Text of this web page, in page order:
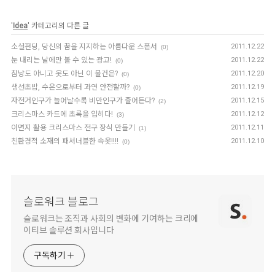
' Idea' 카테고리의 다른 글
소셜펀딩, 당신의 꿈을 지지하는 아름다운 스폰서 (0) 2011.12.22
눈 내리는 날에만 볼 수 있는 광고! (0) 2011.12.22
침낭도 아니고 옷도 아닌 이 물건은? (0) 2011.12.20
생선초밥, 수은으로부터 과연 안전할까? (0) 2011.12.19
자전거인구가 늘어날수록 비만인구가 줄어든다? (2) 2011.12.15
크리스마스 카드에 초록을 입히다! (3) 2011.12.12
이면지 활용 크리스마스 전구 장식 만들기 (1) 2011.12.11
친환경적 소재의 패셔너블한 속옷!!!! (0) 2011.12.10
슬로워크 블로그
슬로워크는 조직과 사회의 변화에 기여하는 크리에
이티브 솔루션 회사입니다
구독하기